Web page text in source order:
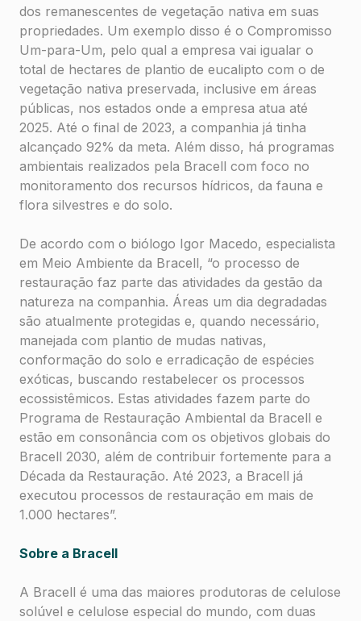
dos remanescentes de vegetação nativa em suas
propriedades. Um exemplo disso é o Compromisso
Um-para-Um, pelo qual a empresa vai igualar o
total de hectares de plantio de eucalipto com o de
vegetação nativa preservada, inclusive em áreas
públicas, nos estados onde a empresa atua até
2025. Até o final de 2023, a companhia já tinha
alcançado 92% da meta. Além disso, há programas
ambientais realizados pela Bracell com foco no
monitoramento dos recursos hídricos, da fauna e
flora silvestres e do solo.
De acordo com o biólogo Igor Macedo, especialista
em Meio Ambiente da Bracell, “o processo de
restauração faz parte das atividades da gestão da
natureza na companhia. Áreas um dia degradadas
são atualmente protegidas e, quando necessário,
manejada com plantio de mudas nativas,
conformação do solo e erradicação de espécies
exóticas, buscando restabelecer os processos
ecossistêmicos. Estas atividades fazem parte do
Programa de Restauração Ambiental da Bracell e
estão em consonância com os objetivos globais do
Bracell 2030, além de contribuir fortemente para a
Década da Restauração. Até 2023, a Bracell já
executou processos de restauração em mais de
1.000 hectares”.
Sobre a Bracell
A Bracell é uma das maiores produtoras de celulose
solúvel e celulose especial do mundo, com duas